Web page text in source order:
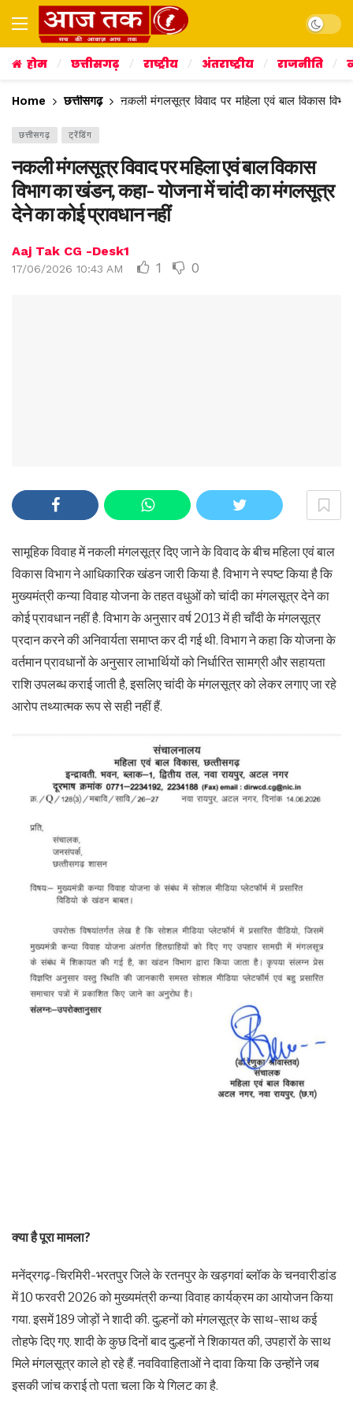
Dark
होम छत्तीसगढ़ राष्ट्रीय अंतराष्ट्रीय राजनीति
Home छत्तीसगढ़ नकली मंगलसूत्र विवाद पर महिला एवं बाल विकास
छत्तीसगढ़ ट्रेंडिंग
नकली मंगलसूत्र विवाद पर महिला एवं बाल विकास
विभाग का खंडन, कहा- योजना में चांदी का मंगलसूत्र
देने का कोई प्रावधान नहीं
Aaj Tak CG -Desk1
17/06/2026 10:43 AM 1 0
सामूहिक विवाह में नकली मंगलसूत्र दिए जाने के विवाद के बीच महिला एवं बाल
विकास विभाग ने आधिकारिक खंडन जारी किया है. विभाग ने स्पष्ट किया है कि
मुख्यमंत्री कन्या विवाह योजना के तहत वधुओं को चांदी का मंगलसूत्र देने का
कोई प्रावधान नहीं है. विभाग के अनुसार वर्ष 2013 में ही चाँदी के मंगलसूत्र
प्रदान करने की अनिवार्यता समाप्त कर दी गई थी. विभाग ने कहा कि योजना के
वर्तमान प्रावधानों के अनुसार लाभार्थियों को निर्धारित सामग्री और सहायता
राशि उपलब्ध कराई जाती है, इसलिए चांदी के मंगलसूत्र को लेकर लगाए जा रहे
आरोप तथ्यात्मक रूप से सही नहीं हैं.
क्या है पूरा मामला?
मनेंद्रगढ़-चिरमिरी-भरतपुर जिले के रतनपुर के खड़गवां ब्लॉक के चनवारीडांड
में 10 फरवरी 2026 को मुख्यमंत्री कन्या विवाह कार्यक्रम का आयोजन किया
गया. इसमें 189 जोड़ों ने शादी की. दुल्हनों को मंगलसूत्र के साथ-साथ कई
तोहफे दिए गए. शादी के कुछ दिनों बाद दुल्हनों ने शिकायत की, उपहारों के साथ
मिले मंगलसूत्र काले हो रहे हैं. नवविवाहिताओं ने दावा किया कि उन्होंने जब
इसकी जांच कराई तो पता चला कि ये गिलट का है.